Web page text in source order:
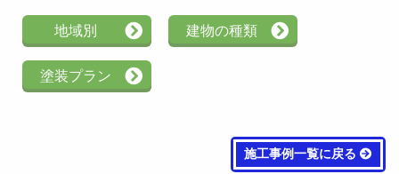
地域別 建物の種類
塗装プラン
施工事例一覧に戻る